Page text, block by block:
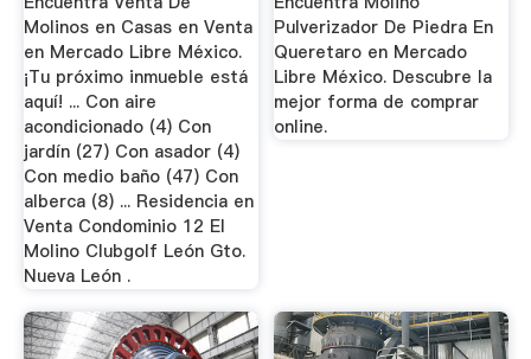
Molinos en Casas en Venta
en Mercado Libre México.
¡Tu próximo inmueble está
aquí! ... Con aire
acondicionado (4) Con
jardín (27) Con asador (4)
Con medio baño (47) Con
alberca (8) ... Residencia en
Venta Condominio 12 El
Molino Clubgolf León Gto.
Nueva León .
Pulverizador De Piedra En
Queretaro en Mercado
Libre México. Descubre la
mejor forma de comprar
online.